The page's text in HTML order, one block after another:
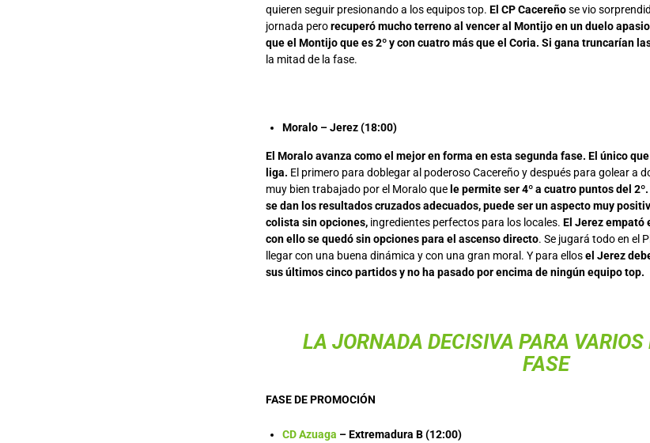
quieren seguir presionando a los equipos top. El CP Cacereñose vio
jornada perorecuperó mucho terreno al vencer al Montijo en un duelo
que el Montijo que es 2º y con cuatro más que el Coria. Si gana truncarían
la mitad de la fase.
Moralo – Jerez (18:00)
El Moralo avanza como el mejor en forma en esta segunda fase. El único
liga. El primero para doblegar al poderoso Cacereño y después para golear a
muy bien trabajado por el Moralo que le permite ser 4º a cuatro puntos del
se dan los resultados cruzados adecuados, puede ser un aspecto muy
colista sin opciones, ingredientes perfectos para los locales. El Jerez empató
con ello se quedó sin opciones para el ascenso directo. Se jugará todo en el
llegar con una buena dinámica y con una gran moral. Y para ellosel Jerez
sus últimos cinco partidos y no ha pasado por encima de ningún equipo top.
LA JORNADA DECISIVA PARA VARIOS
FASE
FASE DE PROMOCIÓN
CD Azuaga – Extremadura B (12:00)